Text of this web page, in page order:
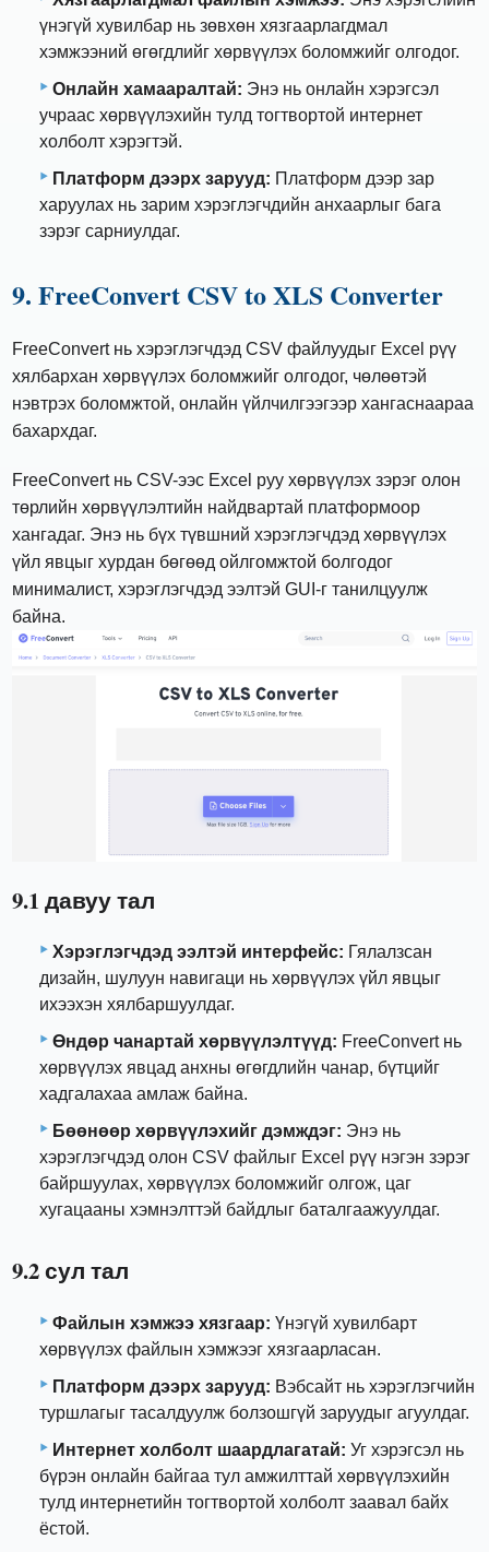
үнэгүй хувилбар нь зөвхөн хязгаарлагдмал
хэмжээний өгөгдлийг хөрвүүлэх боломжийг олгодог.
Онлайн хамааралтай: Энэ нь онлайн хэрэгсэл
учраас хөрвүүлэхийн тулд тогтвортой интернет
холболт хэрэгтэй.
Платформ дээрх зарууд: Платформ дээр зар
харуулах нь зарим хэрэглэгчдийн анхаарлыг бага
зэрэг сарниулдаг.
9. FreeConvert CSV to XLS Converter
FreeConvert нь хэрэглэгчдэд CSV файлуудыг Excel рүү
хялбархан хөрвүүлэх боломжийг олгодог, чөлөөтэй
нэвтрэх боломжтой, онлайн үйлчилгээгээр хангаснаараа
бахархдаг.
FreeConvert нь CSV-ээс Excel руу хөрвүүлэх зэрэг олон
төрлийн хөрвүүлэлтийн найдвартай платформоор
хангадаг. Энэ нь бүх түвшний хэрэглэгчдэд хөрвүүлэх
үйл явцыг хурдан бөгөөд ойлгомжтой болгодог
минималист, хэрэглэгчдэд ээлтэй GUI-г танилцуулж
байна.
9.1 давуу тал
Хэрэглэгчдэд ээлтэй интерфейс: Гялалзсан
дизайн, шулуун навигаци нь хөрвүүлэх үйл явцыг
ихээхэн хялбаршуулдаг.
Өндөр чанартай хөрвүүлэлтүүд: FreeConvert нь
хөрвүүлэх явцад анхны өгөгдлийн чанар, бүтцийг
хадгалахаа амлаж байна.
Бөөнөөр хөрвүүлэхийг дэмждэг: Энэ нь
хэрэглэгчдэд олон CSV файлыг Excel рүү нэгэн зэрэг
байршуулах, хөрвүүлэх боломжийг олгож, цаг
хугацааны хэмнэлттэй байдлыг баталгаажуулдаг.
9.2 сул тал
Файлын хэмжээ хязгаар: Үнэгүй хувилбарт
хөрвүүлэх файлын хэмжээг хязгаарласан.
Платформ дээрх зарууд: Вэбсайт нь хэрэглэгчийн
туршлагыг тасалдуулж болзошгүй заруудыг агуулдаг.
Интернет холболт шаардлагатай: Уг хэрэгсэл нь
бүрэн онлайн байгаа тул амжилттай хөрвүүлэхийн
тулд интернетийн тогтвортой холболт заавал байх
ёстой.